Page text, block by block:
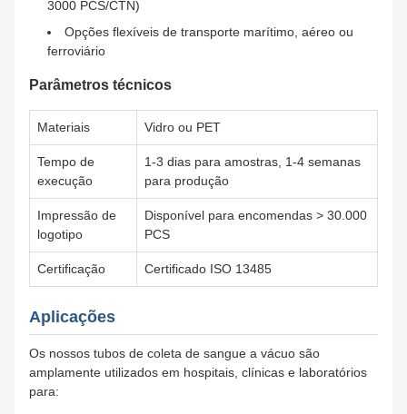
3000 PCS/CTN)
Opções flexíveis de transporte marítimo, aéreo ou
ferroviário
Parâmetros técnicos
Materiais Vidro ou PET
Tempo de
execução
1-3 dias para amostras, 1-4 semanas
para produção
Impressão de
logotipo
Disponível para encomendas > 30.000
PCS
Certificação Certificado ISO 13485
Aplicações
Os nossos tubos de coleta de sangue a vácuo são
amplamente utilizados em hospitais, clínicas e laboratórios
para: